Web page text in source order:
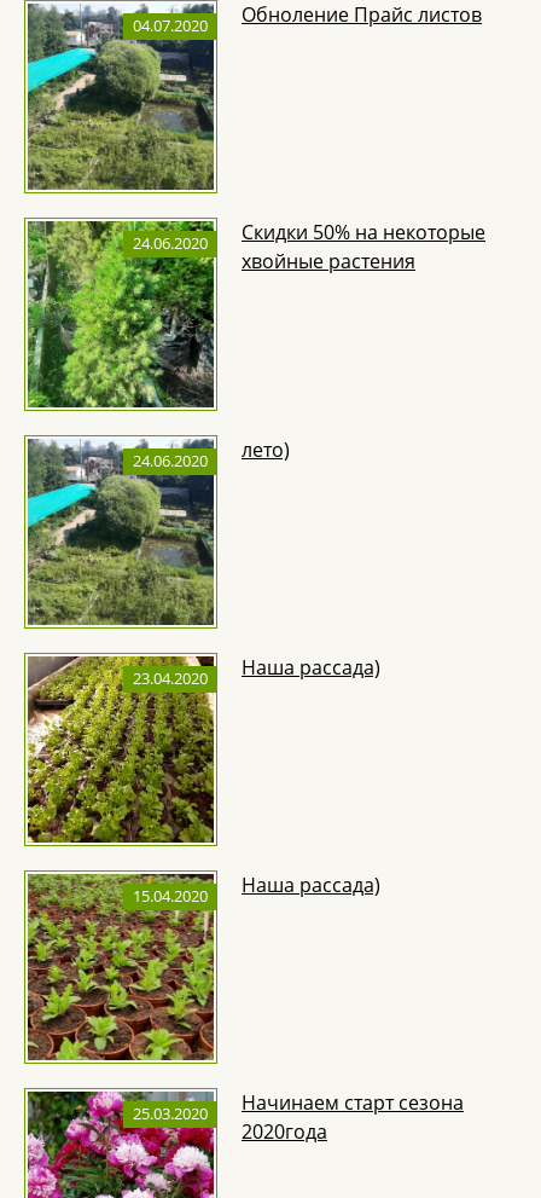
04.07.2020 Обноление Прайс листов
24.06.2020
Скидки 50% на некоторые
хвойные растения
24.06.2020 лето)
23.04.2020 Наша рассада)
15.04.2020 Наша рассада)
25.03.2020
Начинаем старт сезона
2020года